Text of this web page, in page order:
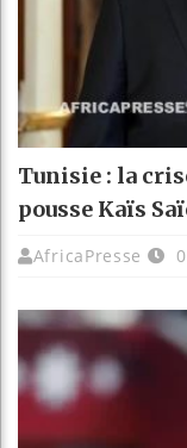
Tunisie : la
pousse Kaïs
AfricaPresse